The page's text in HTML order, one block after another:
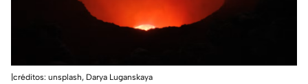
|créditos: unsplash, Darya Luganskaya